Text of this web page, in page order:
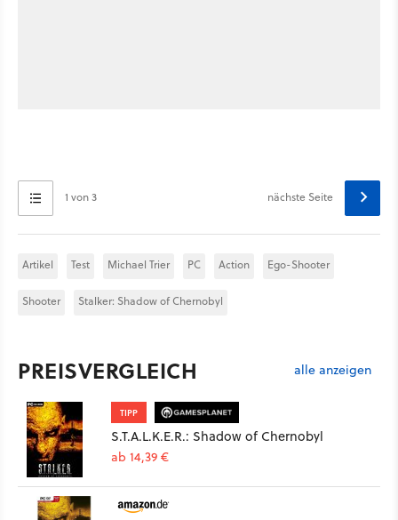
1 von 3 nächste Seite
Artikel Test Michael Trier PC Action Ego-Shooter
Shooter Stalker: Shadow of Chernobyl
PREISVERGLEICH alle anzeigen
TIPP
S.T.A.L.K.E.R.: Shadow of Chernobyl
ab 14,39 €